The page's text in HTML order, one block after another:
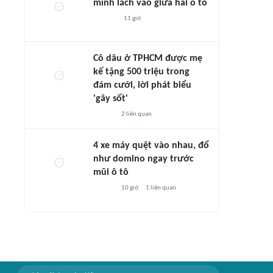
mình lách vào giữa hai ô tô
11 giờ
Cô dâu ở TPHCM được mẹ
kế tặng 500 triệu trong
đám cưới, lời phát biểu
'gây sốt'
2 liên quan
4 xe máy quệt vào nhau, đổ
như domino ngay trước
mũi ô tô
10 giờ 1 liên quan